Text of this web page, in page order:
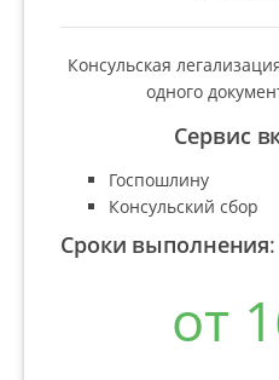
Консульская
одного
Сервис
Госпошлину
Консульский сбор
Сроки выполнения:
от